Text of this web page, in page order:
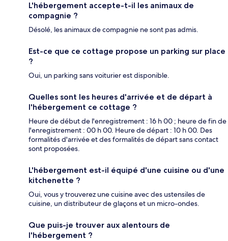
L'hébergement accepte-t-il les animaux de
compagnie ?
Désolé, les animaux de compagnie ne sont pas admis.
Est-ce que ce cottage propose un parking sur place
?
Oui, un parking sans voiturier est disponible.
Quelles sont les heures d'arrivée et de départ à
l'hébergement ce cottage ?
Heure de début de l'enregistrement : 16 h 00 ; heure de fin de
l'enregistrement : 00 h 00. Heure de départ : 10 h 00. Des
formalités d'arrivée et des formalités de départ sans contact
sont proposées.
L'hébergement est-il équipé d'une cuisine ou d'une
kitchenette ?
Oui, vous y trouverez une cuisine avec des ustensiles de
cuisine, un distributeur de glaçons et un micro-ondes.
Que puis-je trouver aux alentours de
l'hébergement ?